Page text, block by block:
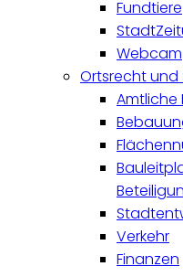
Fundtiere
Webcam
Ortsrecht und
Verkehr
Finanzen